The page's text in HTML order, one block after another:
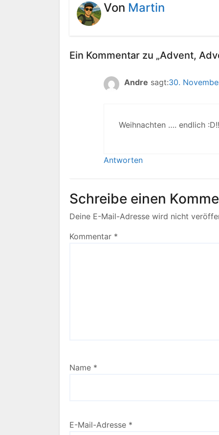
Von Martin
Ein Kommentar zu „Advent,
Andre sagt:30.
Weihnachten …. endlich :D!!
Antworten
Schreibe einen
Deine E-Mail-Adresse wird nicht
Kommentar *
Name *
E-Mail-Adresse *